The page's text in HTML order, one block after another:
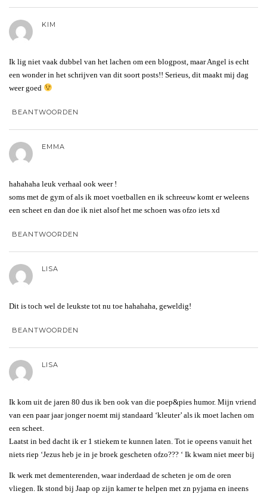
KIM
Ik lig niet vaak dubbel van het lachen om een blogpost, maar Angel is echt
een wonder in het schrijven van dit soort posts!! Serieus, dit maakt mij dag
weer goed
BEANTWOORDEN
EMMA
hahahaha leuk verhaal ook weer !
soms met de gym of als ik moet voetballen en ik schreeuw komt er weleens
een scheet en dan doe ik niet alsof het me schoen was ofzo iets xd
BEANTWOORDEN
LISA
Dit is toch wel de leukste tot nu toe hahahaha, geweldig!
BEANTWOORDEN
LISA
Ik kom uit de jaren 80 dus ik ben ook van die poep&pies humor. Mijn vriend
van een paar jaar jonger noemt mij standaard ‘kleuter’ als ik moet lachen om
een scheet.
Laatst in bed dacht ik er 1 stiekem te kunnen laten. Tot ie opeens vanuit het
niets riep ‘Jezus heb je in je broek gescheten ofzo??? ‘ Ik kwam niet meer bij
Ik werk met dementerenden, waar inderdaad de scheten je om de oren
vliegen. Ik stond bij Jaap op zijn kamer te helpen met zn pyjama en ineens